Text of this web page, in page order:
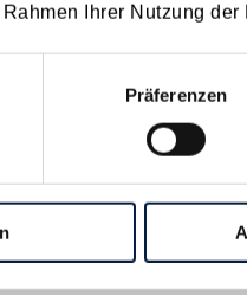
Ihrer Nutzung
Präferenzen
geschiedenen Eltern
10.02.2026) hatte sich mit der Frage
nach einer Scheidung
- was im Jahr 2023